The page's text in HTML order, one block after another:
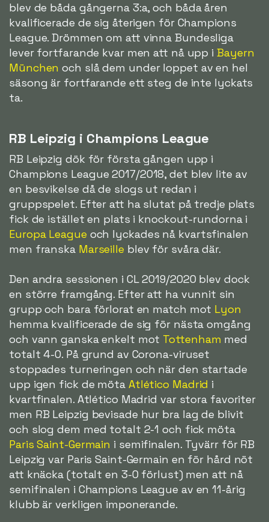
blev de båda gångerna 3:a, och båda åren
kvalificerade de sig återigen för Champions
League. Drömmen om att vinna Bundesliga
lever fortfarande kvar men att nå upp i Bayern
München och slå dem under loppet av en hel
säsong är fortfarande ett steg de inte lyckats
ta.
RB Leipzig i Champions League
RB Leipzig dök för första gången upp i
Champions League 2017/2018, det blev lite av
en besvikelse då de slogs ut redan i
gruppspelet. Efter att ha slutat på tredje plats
fick de istället en plats i knockout-rundorna i
Europa League och lyckades nå kvartsfinalen
men franska Marseille blev för svåra där.
Den andra sessionen i CL 2019/2020 blev dock
en större framgång. Efter att ha vunnit sin
grupp och bara förlorat en match mot Lyon
hemma kvalificerade de sig för nästa omgång
och vann ganska enkelt mot Tottenham med
totalt 4-0. På grund av Corona-viruset
stoppades turneringen och när den startade
upp igen fick de möta Atlético Madrid i
kvartfinalen. Atlético Madrid var stora favoriter
men RB Leipzig bevisade hur bra lag de blivit
och slog dem med totalt 2-1 och fick möta
Paris Saint-Germain i semifinalen. Tyvärr för RB
Leipzig var Paris Saint-Germain en för hård nöt
att knäcka (totalt en 3-0 förlust) men att nå
semifinalen i Champions League av en 11-årig
klubb är verkligen imponerande.